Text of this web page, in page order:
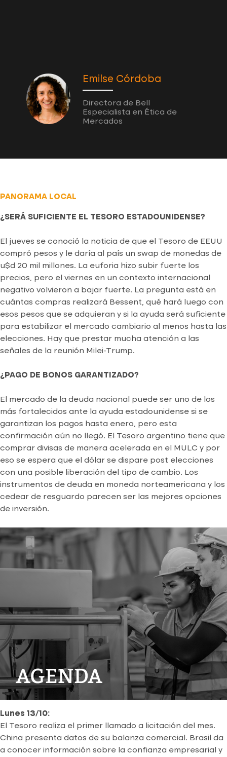
Emilse Córdoba
Directora de Bell
Especialista en Ética de
Mercados
PANORAMA LOCAL
¿SERÁ SUFICIENTE EL TESORO ESTADOUNIDENSE?
El jueves se conoció la noticia de que el Tesoro de EEUU
compró pesos y le daría al país un swap de monedas de
u$d 20 mil millones. La euforia hizo subir fuerte los
precios, pero el viernes en un contexto internacional
negativo volvieron a bajar fuerte. La pregunta está en
cuántas compras realizará Bessent, qué hará luego con
esos pesos que se adquieran y si la ayuda será suficiente
para estabilizar el mercado cambiario al menos hasta las
elecciones. Hay que prestar mucha atención a las
señales de la reunión Milei-Trump.
¿PAGO DE BONOS GARANTIZADO?
El mercado de la deuda nacional puede ser uno de los
más fortalecidos ante la ayuda estadounidense si se
garantizan los pagos hasta enero, pero esta
confirmación aún no llegó. El Tesoro argentino tiene que
comprar divisas de manera acelerada en el MULC y por
eso se espera que el dólar se dispare post elecciones
con una posible liberación del tipo de cambio. Los
instrumentos de deuda en moneda norteamericana y los
cedear de resguardo parecen ser las mejores opciones
de inversión.
Lunes 13/10:
El Tesoro realiza el primer llamado a licitación del mes.
China presenta datos de su balanza comercial. Brasil da
a conocer información sobre la confianza empresarial y